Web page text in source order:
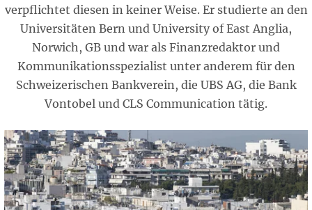
verpflichtet diesen in keiner Weise. Er studierte an den
Universitäten Bern und University of East Anglia,
Norwich, GB und war als Finanzredaktor und
Kommunikationsspezialist unter anderem für den
Schweizerischen Bankverein, die UBS AG, die Bank
Vontobel und CLS Communication tätig.